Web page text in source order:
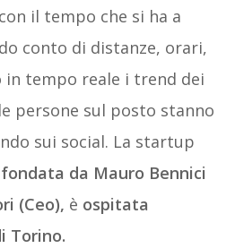
il tempo che si ha a
conto di distanze, orari,
in tempo reale i trend dei
persone sul posto stanno
sui social. La startup
fondata da Mauro Bennici
(Ceo), è ospitata
Torino.